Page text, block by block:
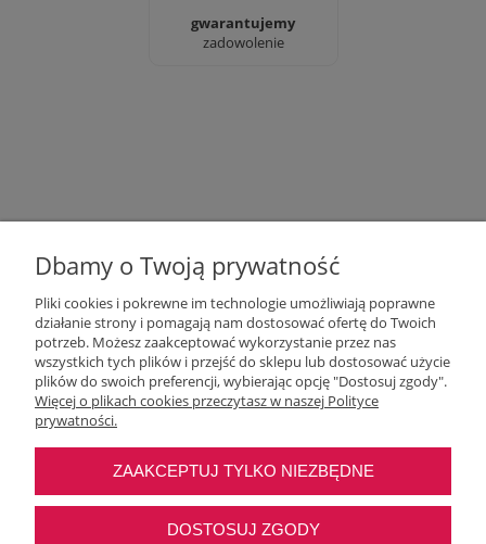
gwarantujemy
zadowolenie
Moje konto
Najczęstsze pytania
Dbamy o Twoją prywatność
Pliki cookies i pokrewne im technologie umożliwiają poprawne
działanie strony i pomagają nam dostosować ofertę do Twoich
potrzeb. Możesz zaakceptować wykorzystanie przez nas
wszystkich tych plików i przejść do sklepu lub dostosować użycie
plików do swoich preferencji, wybierając opcję "Dostosuj zgody".
Więcej o plikach cookies przeczytasz w naszej Polityce
prywatności.
ZAAKCEPTUJ TYLKO NIEZBĘDNE
DOSTOSUJ ZGODY